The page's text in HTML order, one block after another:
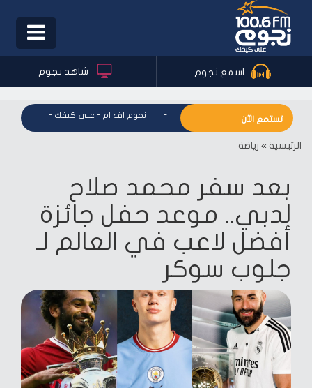
Toggle
اسمع نجوم شاهد نجوم
تستمع الآننجوم اف ام - على كيفك - نجوم اف ام - على كيفك نجوم اف
الرئيسية » رياضة
بعد سفر محمد صلاح
لدبي.. موعد حفل جائزة
أفضل لاعب في العالم لـ
جلوب سوكر